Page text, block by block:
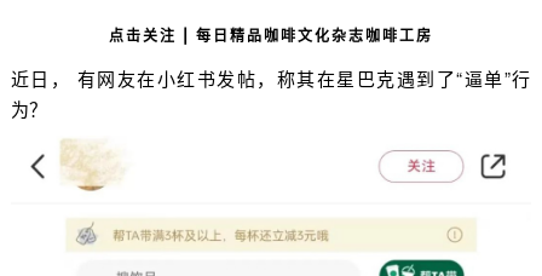
点击关注 | 每日精品咖啡文化杂志咖啡工房
近日， 有网友在小红书发帖，称其在星巴克遇到了“逼单”行
为？